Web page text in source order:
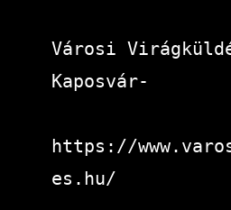
Városi
Kaposvár-
https://
es.hu/